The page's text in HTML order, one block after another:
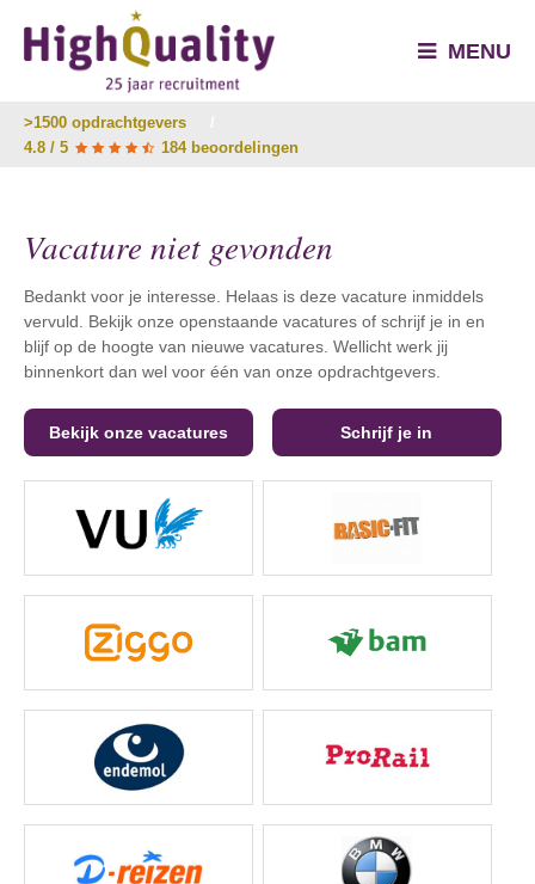
MENU
>1500 opdrachtgevers
4.8 / 5
184 beoordelingen
Vacature niet gevonden
Bedankt voor je interesse. Helaas is deze vacature inmiddels
vervuld. Bekijk onze openstaande vacatures of schrijf je in en
blijf op de hoogte van nieuwe vacatures. Wellicht werk jij
binnenkort dan wel voor één van onze opdrachtgevers.
Bekijk onze vacatures Schrijf je in